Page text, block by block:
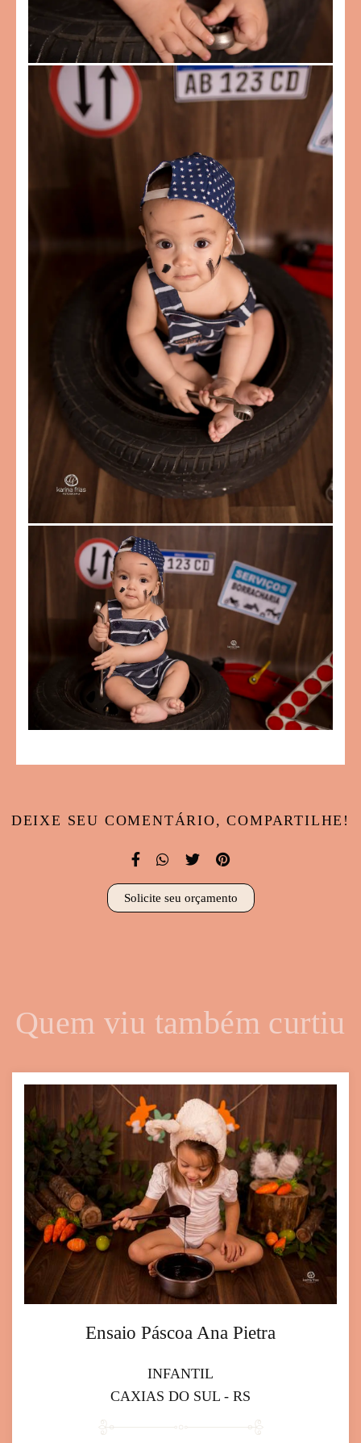
DEIXE SEU COMENTÁRIO, COMPARTILHE!
Solicite seu orçamento
Quem viu também curtiu
Ensaio Páscoa Ana Pietra
INFANTIL
CAXIAS DO SUL - RS